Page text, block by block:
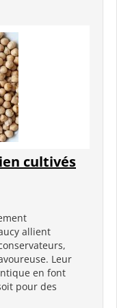
cultivés
allient
Leur
en font
pour des